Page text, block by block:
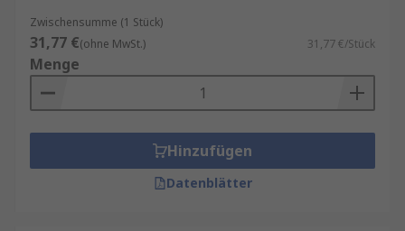
Zwischensumme (1 Stück)
31,77 €(ohne MwSt.) 31,77 €/Stück
Menge
Hinzufügen
Datenblätter